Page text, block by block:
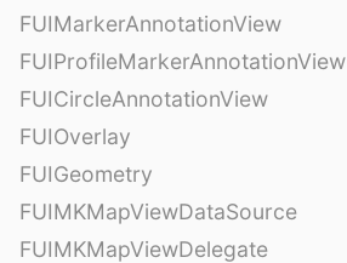
FUIMarkerAnnotationView
FUIProfileMarkerAnnotationView
FUICircleAnnotationView
FUIOverlay
FUIGeometry
FUIMKMapViewDataSource
FUIMKMapViewDelegate